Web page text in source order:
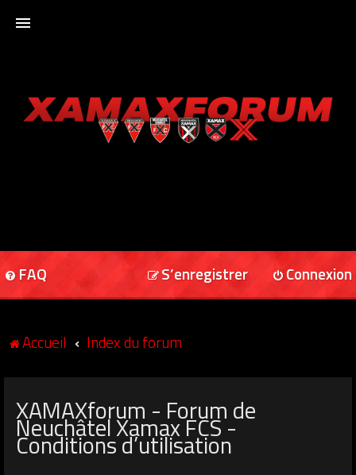
XAMAXFORUM
FAQ Connexion
S’enregistrer
Accueil Index du forum
XAMAXforum - Forum de
Neuchâtel Xamax FCS -
Conditions d’utilisation